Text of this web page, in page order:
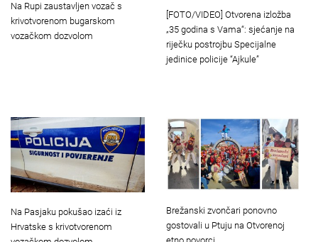
Na Rupi zaustavljen vozač s
krivotvorenom bugarskom
vozačkom dozvolom
[FOTO/VIDEO] Otvorena izložba
„35 godina s Vama“: sjećanje na
riječku postrojbu Specijalne
jedinice policije “Ajkule”
Na Pasjaku pokušao izaći iz
Hrvatske s krivotvorenom
Brežanski zvončari ponovno
gostovali u Ptuju na Otvorenoj